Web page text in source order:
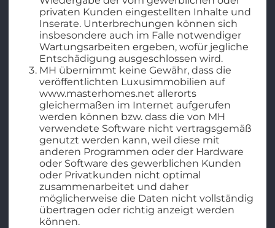
privaten Kunden eingestellten Inhalte und
Inserate. Unterbrechungen können sich
insbesondere auch im Falle notwendiger
Wartungsarbeiten ergeben, wofür jegliche
Entschädigung ausgeschlossen wird.
MH übernimmt keine Gewähr, dass die
veröffentlichten Luxusimmobilien auf
www.masterhomes.net allerorts
gleichermaßen im Internet aufgerufen
werden können bzw. dass die von MH
verwendete Software nicht vertragsgemäß
genutzt werden kann, weil diese mit
anderen Programmen oder der Hardware
oder Software des gewerblichen Kunden
oder Privatkunden nicht optimal
zusammenarbeitet und daher
möglicherweise die Daten nicht vollständig
übertragen oder richtig anzeigt werden
können.